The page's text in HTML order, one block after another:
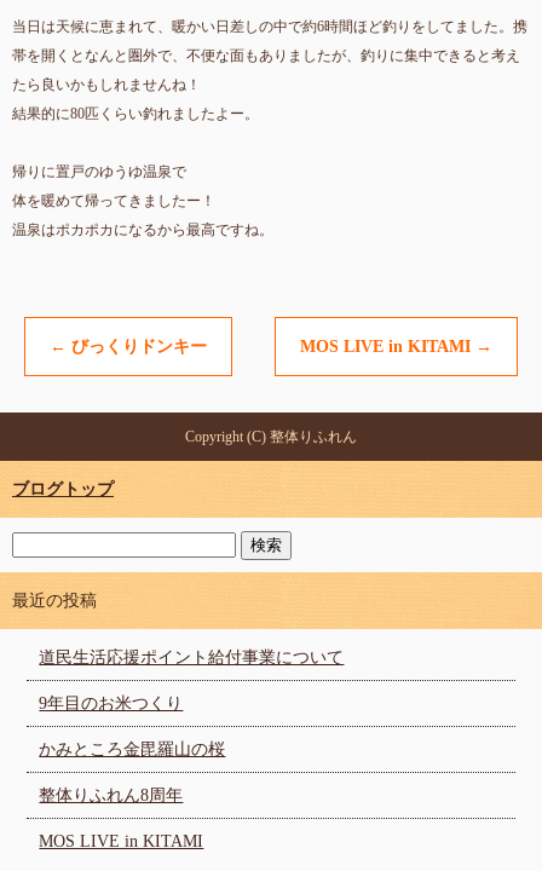
当日は天候に恵まれて、暖かい日差しの中で約6時間ほど釣りをしてました。携
帯を開くとなんと圏外で、不便な面もありましたが、釣りに集中できると考え
たら良いかもしれませんね！
結果的に80匹くらい釣れましたよー。
帰りに置戸のゆうゆ温泉で
体を暖めて帰ってきましたー！
温泉はポカポカになるから最高ですね。
← びっくりドンキー MOS LIVE in KITAMI →
Copyright (C) 整体りふれん
ブログトップ
最近の投稿
道民生活応援ポイント給付事業について
9年目のお米つくり
かみところ金毘羅山の桜
整体りふれん8周年
MOS LIVE in KITAMI